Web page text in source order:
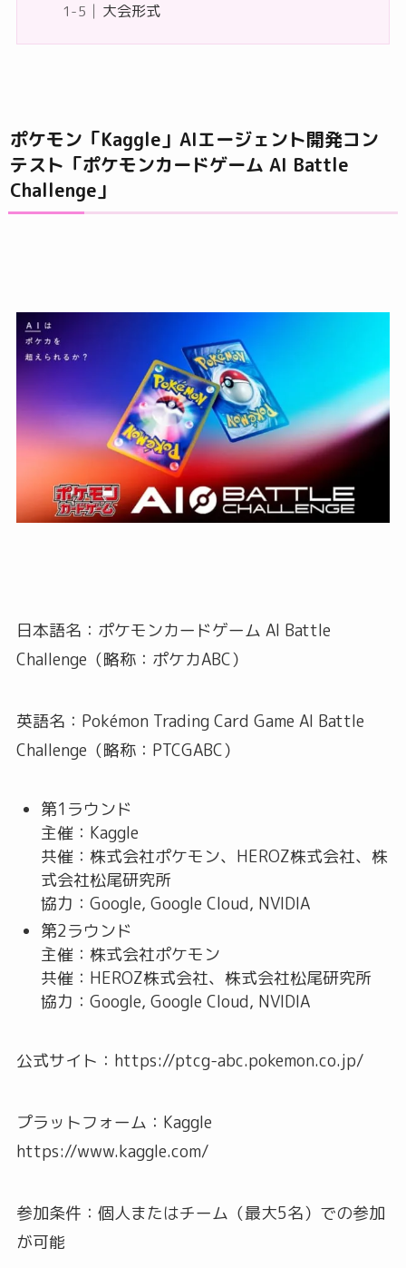
大会形式
ポケモン「Kaggle」AIエージェント開発コン
テスト「ポケモンカードゲーム AI Battle
Challenge」
日本語名：ポケモンカードゲーム AI Battle
Challenge（略称：ポケカABC）
英語名：Pokémon Trading Card Game AI Battle
Challenge（略称：PTCGABC）
第1ラウンド
主催：Kaggle
共催：株式会社ポケモン、HEROZ株式会社、株
式会社松尾研究所
協力：Google, Google Cloud, NVIDIA
第2ラウンド
主催：株式会社ポケモン
共催：HEROZ株式会社、株式会社松尾研究所
協力：Google, Google Cloud, NVIDIA
公式サイト：https://ptcg-abc.pokemon.co.jp/
プラットフォーム：Kaggle
https://www.kaggle.com/
参加条件：個人またはチーム（最大5名）での参加
が可能